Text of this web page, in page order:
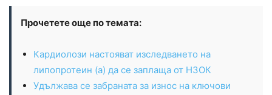
Прочетете още по темата:
Кардиолози настояват изследването на
липопротеин (а) да се заплаща от НЗОК
Удължава се забраната за износ на ключови